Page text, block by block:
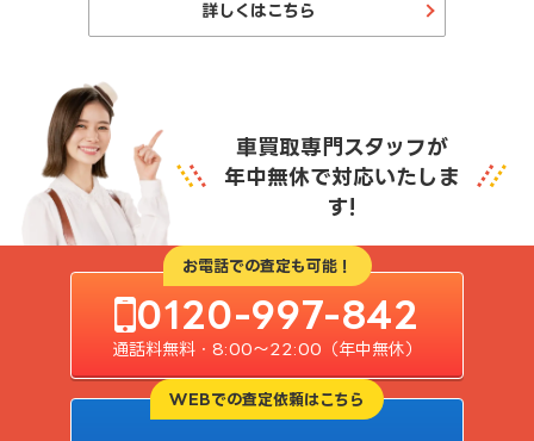
詳しくはこちら
車買取専門スタッフが
年中無休で対応いたしま
す!
お電話での査定も可能！
0120-997-842
通話料無料・8:00〜22:00（年中無休）
WEBでの査定依頼はこちら